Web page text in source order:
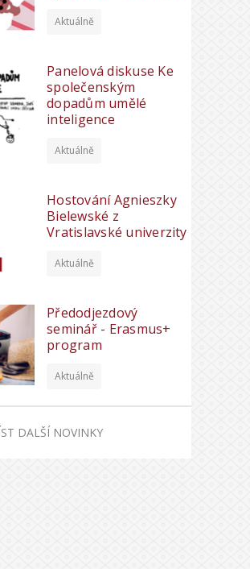
Aktuálně
Panelová diskuse Ke
společenským
dopadům umělé
inteligence
Aktuálně
Hostování Agnieszky
Bielewské z
Vratislavské univerzity
Aktuálně
Předodjezdový
seminář - Erasmus+
program
Aktuálně
DALŠÍ NOVINKY